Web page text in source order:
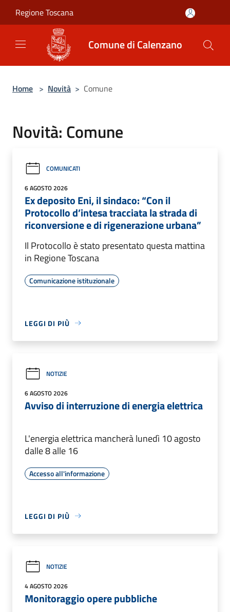
Regione Toscana
Comune di Calenzano
Home > Novità > Comune
Novità: Comune
COMUNICATI
6 AGOSTO 2026
Ex deposito Eni, il sindaco: “Con il
Protocollo d’intesa tracciata la strada di
riconversione e di rigenerazione urbana”
Il Protocollo è stato presentato questa mattina
in Regione Toscana
Comunicazione istituzionale
LEGGI DI PIÙ
NOTIZIE
6 AGOSTO 2026
Avviso di interruzione di energia elettrica
L'energia elettrica mancherà lunedì 10 agosto
dalle 8 alle 16
Accesso all'informazione
LEGGI DI PIÙ
NOTIZIE
4 AGOSTO 2026
Monitoraggio opere pubbliche